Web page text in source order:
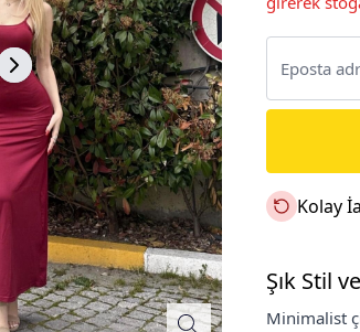
Kolay
Şık Stil
Minimalist